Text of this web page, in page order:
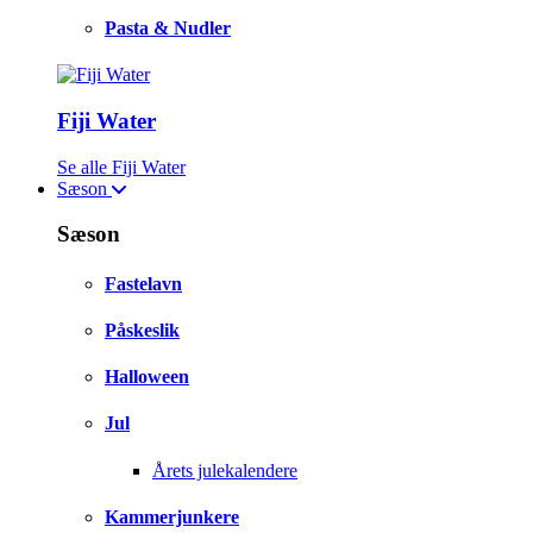
Pasta & Nudler
Fiji Water
Se alle Fiji Water
Sæson
Sæson
Fastelavn
Påskeslik
Halloween
Jul
Årets julekalendere
Kammerjunkere